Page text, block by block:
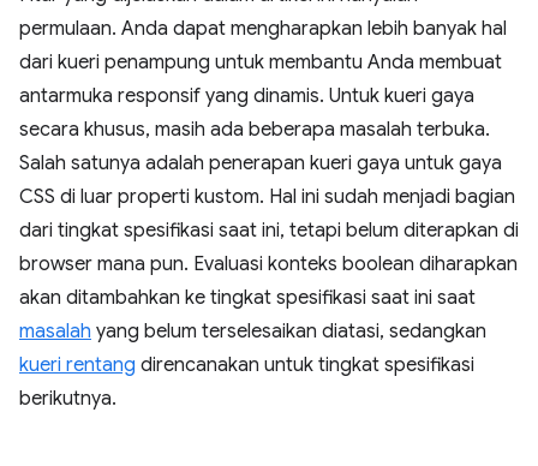
permulaan. Anda dapat mengharapkan lebih banyak hal
dari kueri penampung untuk membantu Anda membuat
antarmuka responsif yang dinamis. Untuk kueri gaya
secara khusus, masih ada beberapa masalah terbuka.
Salah satunya adalah penerapan kueri gaya untuk gaya
CSS di luar properti kustom. Hal ini sudah menjadi bagian
dari tingkat spesifikasi saat ini, tetapi belum diterapkan di
browser mana pun. Evaluasi konteks boolean diharapkan
akan ditambahkan ke tingkat spesifikasi saat ini saat
masalah yang belum terselesaikan diatasi, sedangkan
kueri rentang direncanakan untuk tingkat spesifikasi
berikutnya.